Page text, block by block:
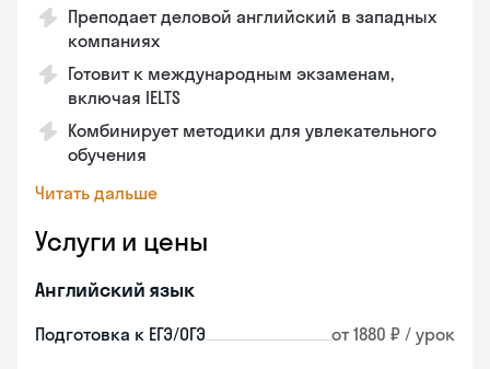
Преподает деловой английский в западных
компаниях
Готовит к международным экзаменам,
включая IELTS
Комбинирует методики для увлекательного
обучения
Читать дальше
Услуги и цены
Английский язык
Подготовка к ЕГЭ/ОГЭ от 1880 ₽ / урок